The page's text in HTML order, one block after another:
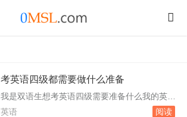
考英语四级都需要做什么准备
我是双语生想考英语四级需要准备什么我的英语
水平就在小学现在在 作为双语生，如果你想
英语 阅读